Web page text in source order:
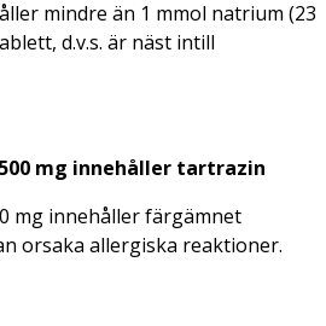
mindre än 1 mmol natrium (23
d.v.s. är näst intill
mg innehåller tartrazin
mg innehåller färgämnet
orsaka allergiska reaktioner.